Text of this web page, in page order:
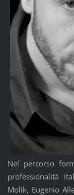
Nel percorso
professionalità
Molik, Eugenio